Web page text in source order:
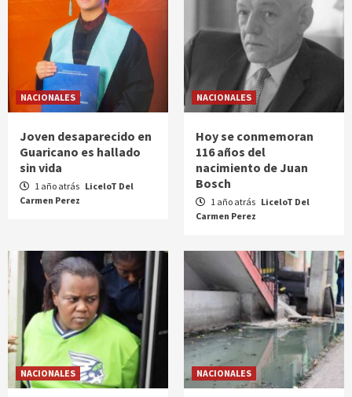
NACIONALES
Joven desaparecido en
Guaricano es hallado
sin vida
1 año atrás LiceloT Del
Carmen Perez
NACIONALES
Hoy se conmemoran
116 años del
nacimiento de Juan
Bosch
1 año atrás LiceloT Del
Carmen Perez
NACIONALES NACIONALES